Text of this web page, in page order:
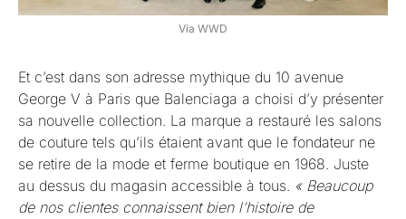
Via WWD
Et c’est dans son adresse mythique du 10 avenue
George V à Paris que Balenciaga a choisi d’y présenter
sa nouvelle collection. La marque a restauré les salons
de couture tels qu’ils étaient avant que le fondateur ne
se retire de la mode et ferme boutique en 1968. Juste
au dessus du magasin accessible à tous. « Beaucoup
de nos clientes connaissent bien l’histoire de